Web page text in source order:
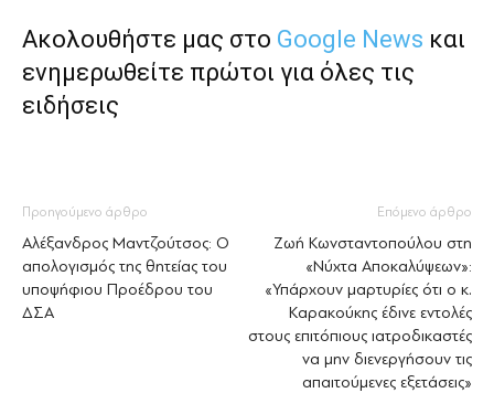
Ακολουθήστε μας στο Google News και
ενημερωθείτε πρώτοι για όλες τις
ειδήσεις
Προηγούμενο άρθρο
Αλέξανδρος Μαντζούτσος: Ο
απολογισμός της θητείας του
υποψήφιου Προέδρου του
ΔΣΑ
Επόμενο άρθρο
Ζωή Κωνσταντοπούλου στη
«Νύχτα Αποκαλύψεων»:
«Υπάρχουν μαρτυρίες ότι ο κ.
Καρακούκης έδινε εντολές
στους επιτόπιους ιατροδικαστές
να μην διενεργήσουν τις
απαιτούμενες εξετάσεις»